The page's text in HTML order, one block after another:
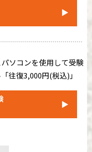
▶
ソコンを使用して受験
往復3,000円(税込)」
▶